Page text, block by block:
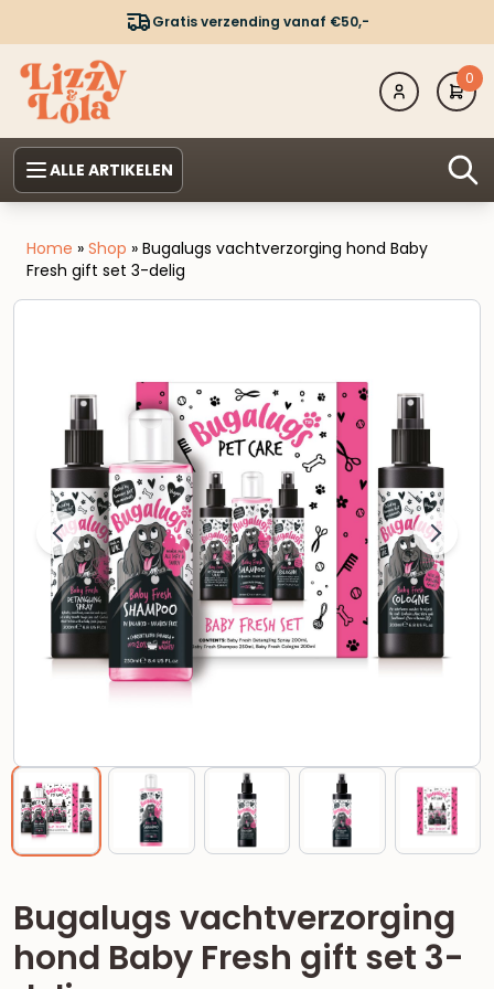
Gratis verzending vanaf €50,-
0
ALLE ARTIKELEN
Home » Shop » Bugalugs vachtverzorging hond Baby
Fresh gift set 3-delig
Bugalugs vachtverzorging
hond Baby Fresh gift set 3-